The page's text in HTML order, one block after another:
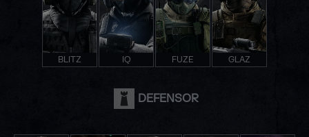
BLITZ IQ FUZE GLAZ
DEFENSOR